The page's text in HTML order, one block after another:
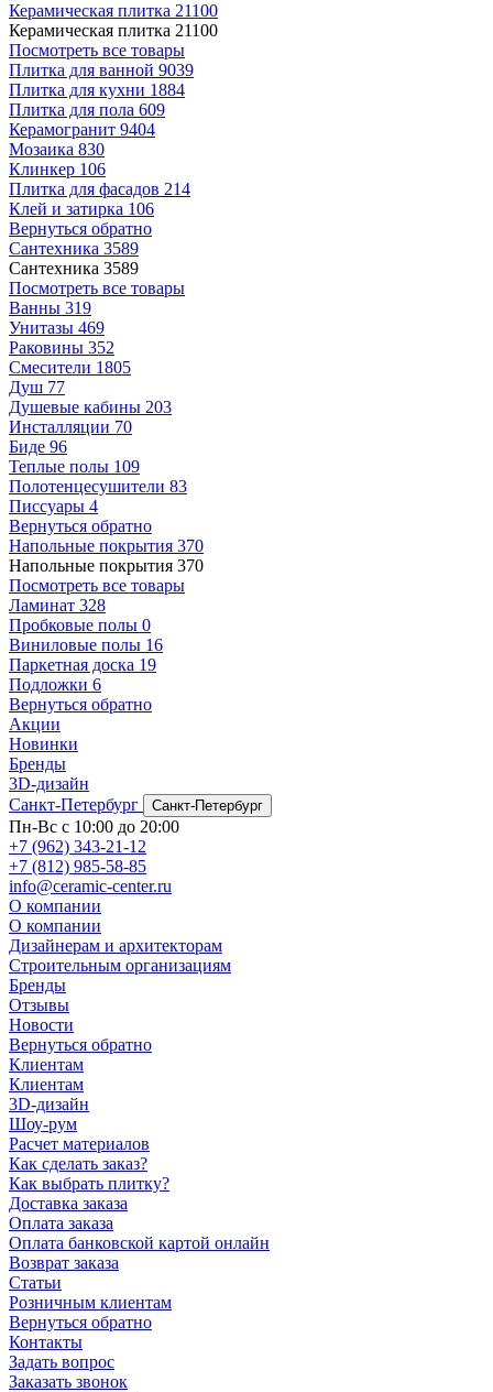
Керамическая плитка 21100
Керамическая плитка 21100
Посмотреть все товары
Плитка для ванной 9039
Плитка для кухни 1884
Плитка для пола 609
Керамогранит 9404
Мозаика 830
Клинкер 106
Плитка для фасадов 214
Клей и затирка 106
Вернуться обратно
Сантехника 3589
Сантехника 3589
Посмотреть все товары
Ванны 319
Унитазы 469
Раковины 352
Смесители 1805
Душ 77
Душевые кабины 203
Инсталляции 70
Биде 96
Теплые полы 109
Полотенцесушители 83
Писсуары 4
Вернуться обратно
Напольные покрытия 370
Напольные покрытия 370
Посмотреть все товары
Ламинат 328
Пробковые полы 0
Виниловые полы 16
Паркетная доска 19
Подложки 6
Вернуться обратно
Акции
Новинки
Бренды
3D-дизайн
Санкт-Петербург
Санкт-Петербург
Пн-Вс с 10:00 до 20:00
+7 (962) 343-21-12
+7 (812) 985-58-85
info@ceramic-center.ru
О компании
О компании
Дизайнерам и архитекторам
Строительным организациям
Бренды
Отзывы
Новости
Вернуться обратно
Клиентам
Клиентам
3D-дизайн
Шоу-рум
Расчет материалов
Как сделать заказ?
Как выбрать плитку?
Доставка заказа
Оплата заказа
Оплата банковской картой онлайн
Возврат заказа
Статьи
Розничным клиентам
Вернуться обратно
Контакты
Задать вопрос
Заказать звонок